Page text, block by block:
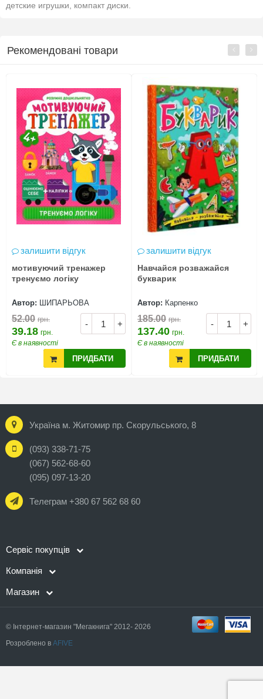
детские игрушки, компакт диски.
Рекомендовані товари
залишити відгук
мотивуючий тренажер
тренуємо логіку
Автор: ШИПАРЬОВА
- +
52.00 грн.
39.18 грн.
Є в наявності
ПРИДБАТИ
залишити відгук
Навчайся розважайся
букварик
Автор: Карпенко
- +
185.00 грн.
137.40 грн.
Є в наявності
ПРИДБАТИ
Україна м. Житомир пр. Скорульського, 8
(093) 338-71-75
(067) 562-68-60
(095) 097-13-20
Телеграм +380 67 562 68 60
Сервіс покупців
Компанія
Магазин
© Інтернет-магазин "Мегакнига" 2012- 2026
Розроблено в AFIVE